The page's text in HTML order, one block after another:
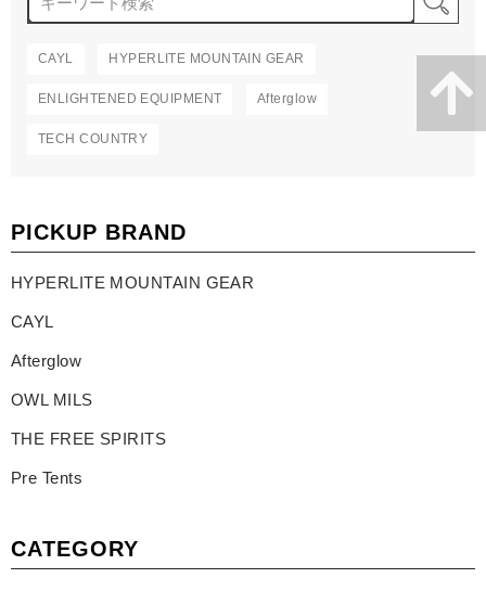
CAYL HYPERLITE MOUNTAIN GEAR
ENLIGHTENED EQUIPMENT Afterglow
TECH COUNTRY
PICKUP BRAND
HYPERLITE MOUNTAIN GEAR
CAYL
Afterglow
OWL MILS
THE FREE SPIRITS
Pre Tents
CATEGORY